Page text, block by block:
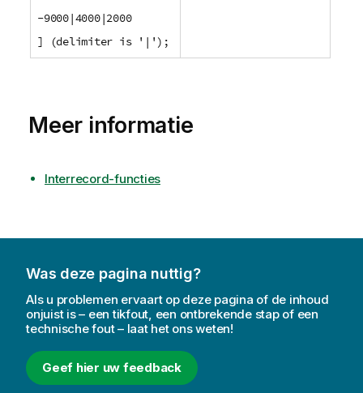
-9000|4000|2000
] (delimiter is '|');
Meer informatie
Interrecord-functies
Was deze pagina nuttig?
Als u problemen ervaart op deze pagina of de inhoud
onjuist is – een tikfout, een ontbrekende stap of een
technische fout – laat het ons weten!
Geef hier uw feedback